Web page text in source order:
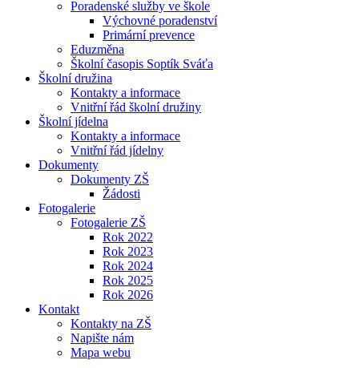
Poradenské služby ve škole
Výchovné poradenství
Primární prevence
Eduzměna
Školní časopis Soptík Sváťa
Školní družina
Kontakty a informace
Vnitřní řád školní družiny
Školní jídelna
Kontakty a informace
Vnitřní řád jídelny
Dokumenty
Dokumenty ZŠ
Žádosti
Fotogalerie
Fotogalerie ZŠ
Rok 2022
Rok 2023
Rok 2024
Rok 2025
Rok 2026
Kontakt
Kontakty na ZŠ
Napište nám
Mapa webu